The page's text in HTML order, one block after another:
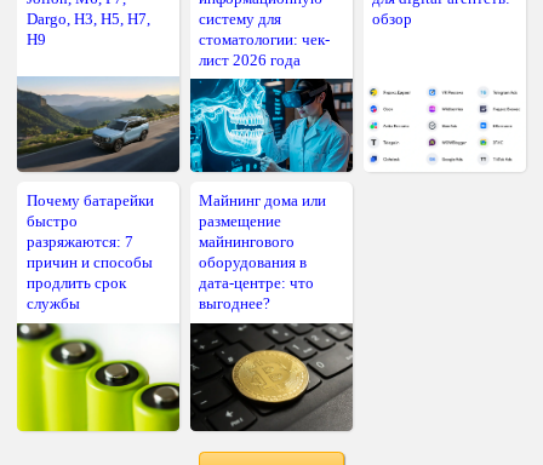
Dargo, H3, H5, H7,
H9
систему для
стоматологии: чек-
лист 2026 года
обзор
Почему батарейки
быстро
разряжаются: 7
причин и способы
продлить срок
службы
Майнинг дома или
размещение
майнингового
оборудования в
дата-центре: что
выгоднее?